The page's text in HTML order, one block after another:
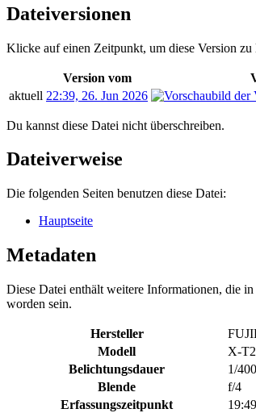
Dateiversionen
Klicke auf einen Zeitpunkt, um diese Version zu
Version vom
aktuell 22:39, 26. Jun 2026
Du kannst diese Datei nicht überschreiben.
Dateiverweise
Die folgenden Seiten benutzen diese Datei:
Hauptseite
Metadaten
Diese Datei enthält weitere Informationen, die
worden sein.
Hersteller
Modell
X-
Belichtungsdauer
1/
Blende
f/4
Erfassungszeitpunkt